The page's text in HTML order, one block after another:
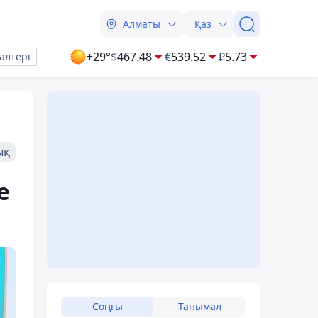
Алматы Қаз
+29°$467.48 €539.52 ₽5.73
Соңғы Танымал